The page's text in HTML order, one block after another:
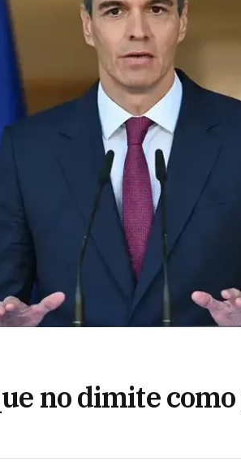
no dimite